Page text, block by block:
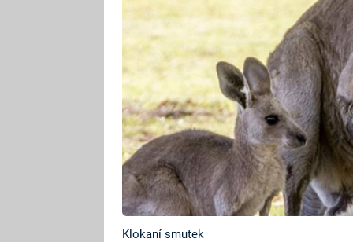
Klokaní smutek